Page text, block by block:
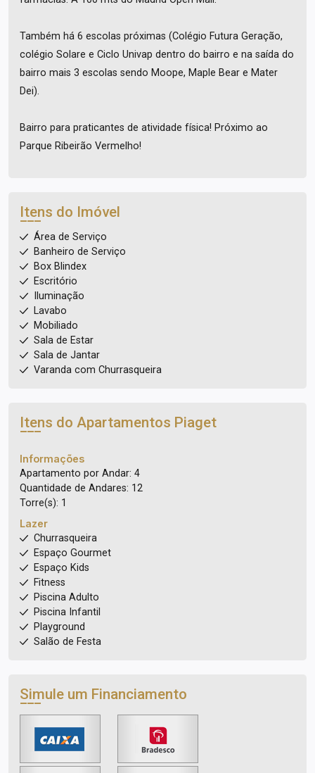
Também há 6 escolas próximas (Colégio Futura Geração,
colégio Solare e Ciclo Univap dentro do bairro e na saída do
bairro mais 3 escolas sendo Moope, Maple Bear e Mater
Dei).
Bairro para praticantes de atividade física! Próximo ao
Parque Ribeirão Vermelho!
Itens do Imóvel
Área de Serviço
Banheiro de Serviço
Box Blindex
Escritório
Iluminação
Lavabo
Mobiliado
Sala de Estar
Sala de Jantar
Varanda com Churrasqueira
Itens do Apartamentos Piaget
Informações
Apartamento por Andar: 4
Quantidade de Andares: 12
Torre(s): 1
Lazer
Churrasqueira
Espaço Gourmet
Espaço Kids
Fitness
Piscina Adulto
Piscina Infantil
Playground
Salão de Festa
Simule um Financiamento